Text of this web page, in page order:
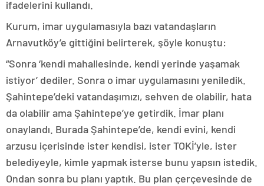
ifadelerini kullandı.
Kurum, imar uygulamasıyla bazı vatandaşların
Arnavutköy’e gittiğini belirterek, şöyle konuştu:
“Sonra ‘kendi mahallesinde, kendi yerinde yaşamak
istiyor’ dediler. Sonra o imar uygulamasını yeniledik.
Şahintepe’deki vatandaşımızı, sehven de olabilir, hata
da olabilir ama Şahintepe’ye getirdik. İmar planı
onaylandı. Burada Şahintepe’de, kendi evini, kendi
arzusu içerisinde ister kendisi, ister TOKİ’yle, ister
belediyeyle, kimle yapmak isterse bunu yapsın istedik.
Ondan sonra bu planı yaptık. Bu plan çerçevesinde de